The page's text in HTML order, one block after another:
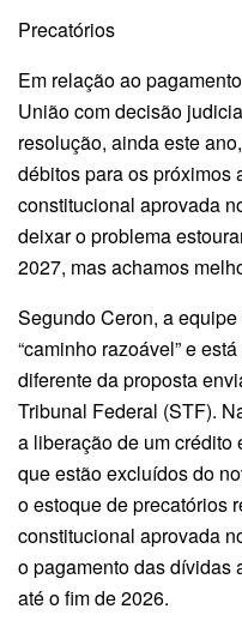
Precatórios
Em relação ao
União com decisão
resolução, ainda este
débitos para os próximos
constitucional aprovada
deixar o problema
2027, mas achamos
Segundo Ceron, a
“caminho razoável” e
diferente da proposta
Tribunal Federal (STF).
a liberação de um crédito
que estão excluídos do
o estoque de precatórios
constitucional aprovada
o pagamento das dívidas
até o fim de 2026.